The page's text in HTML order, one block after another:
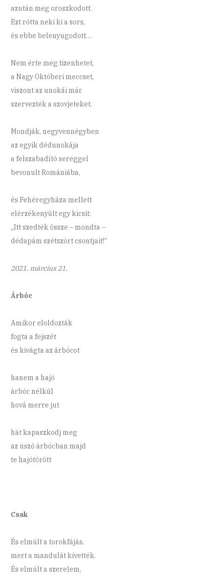
azután meg oroszkodott.
Ezt rótta neki ki a sors,
és ebbe belenyugodott…
Nem érte meg tizenhetet,
a Nagy Októberi meccset,
viszont az unokái már
szervezték a szovjeteket.
Mondják, negyvennégyben
az egyik dédunokája
a felszabadító sereggel
bevonult Romániába,
és Fehéregyháza mellett
elérzékenyült egy kicsit:
„Itt szedték össze – mondta –
dédapám szétszórt csontjait!”
2021. március 21.
Árbóc
Amikor eloldozták
fogta a fejszét
és kivágta az árbócot
hanem a hajó
árbóc nélkül
hová merre jut
hát kapaszkodj meg
az úszó árbócban majd
te hajótörött
Csak
És elmúlt a torokfájás,
mert a mandulát kivették.
És elmúlt a szerelem,